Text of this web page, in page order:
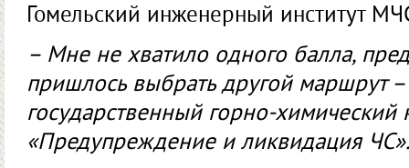
Гомельский инженерный институт
– Мне не хватило одного балла,
пришлось выбрать другой маршрут –
государственный горно-
«Предупреждение и ликвидация ЧС».